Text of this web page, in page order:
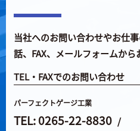
当社へのお問い合わせやお仕事
話、FAX、メールフォームから
TEL・FAXでのお問い合わせ
パーフェクトゲージ工業
TEL: 0265-22-8830 /